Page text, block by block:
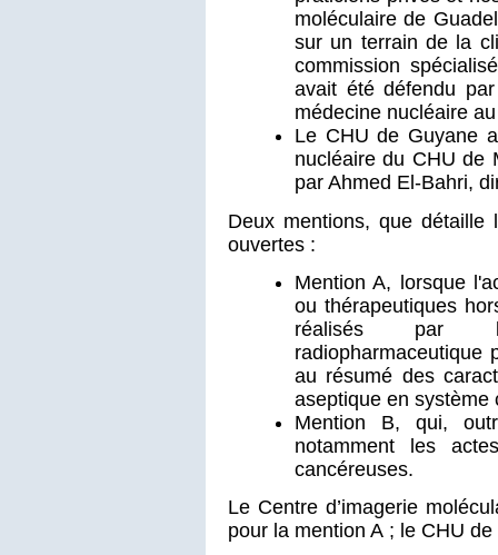
moléculaire de
sur un terrain de la
commission
avait été défendu
médecine nucléaire
Le CHU de Guyane
nucléaire du CHU de
par Ahmed El-Bahri,
Deux mentions, que
ouvertes :
Mention A, lorsque
ou thérapeutiques
réalisés par
radiopharmaceutique
au résumé des
aseptique en système
Mention B, qui,
notamment les
cancéreuses.
Le Centre d’imagerie
pour la mention A ; le CHU